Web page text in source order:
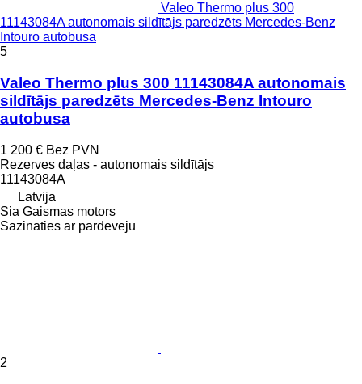
Valeo Thermo plus 300
11143084A autonomais sildītājs paredzēts Mercedes-Benz
Intouro autobusa
5
Valeo Thermo plus 300 11143084A autonomais
sildītājs paredzēts Mercedes-Benz Intouro
autobusa
1 200 € Bez PVN
Rezerves daļas - autonomais sildītājs
11143084A
Latvija
Sia Gaismas motors
Sazināties ar pārdevēju
2